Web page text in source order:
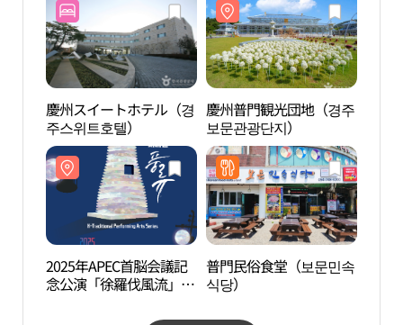
慶州スイートホテル（경
주스위트호텔）
慶州普門観光団地（경주
보문관광단지）
2025年APEC首脳会議記
念公演「徐羅伐風流」
普門民俗食堂（보문민속
식당）